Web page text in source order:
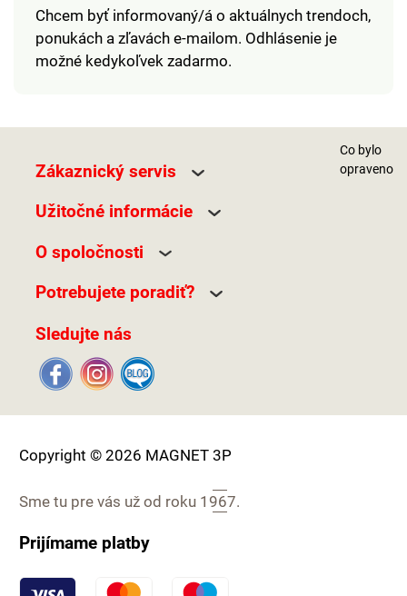
Chcem byť informovaný/á o aktuálnych trendoch,
ponukách a zľavách e-mailom. Odhlásenie je
možné kedykoľvek zadarmo.
Zákaznický servis
Užitočné informácie
O spoločnosti
Potrebujete poradiť?
Sledujte nás
Co bylo
opraveno
Copyright © 2026 MAGNET 3P
Sme tu pre vás už od roku 1967.
Prijímame platby